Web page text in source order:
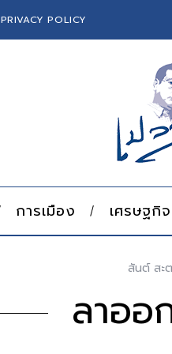
PRIVACY POLICY
การเมือง เศรษฐกิจ
สันต์ สะ
ลาออ